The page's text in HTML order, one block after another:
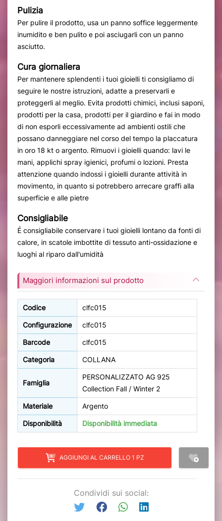
Pulizia
Per pulire il prodotto, usa un panno soffice leggermente
inumidito e ben pulito e poi asciugarli con un panno
asciutto.
Cura giornaliera
Per mantenere splendenti i tuoi gioielli ti consigliamo di
seguire le nostre istruzioni, adatte a preservarli e
proteggerli al meglio. Evita prodotti chimici, inclusi saponi,
prodotti per la casa, prodotti per il giardino e fai in modo
di non esporli eccessivamente ad ambienti ostili che
possano danneggiare nel corso del tempo la placcatura
in oro 18 kt o argento. Rimuovi i gioielli quando: lavi le
mani, applichi spray igienici, profumi o lozioni. Presta
attenzione quando indossi i gioielli durante attività in
movimento, in quanto si potrebbero arrecare graffi alla
superficie e alle pietre
Consigliabile
É consigliabile conservare i tuoi gioielli lontano da fonti di
calore, in scatole imbottite di tessuto anti-ossidazione e
luoghi al riparo dall'umidità
Maggiori informazioni sul prodotto
Codice clfc015
Configurazione clfc015
Barcode clfc015
Categoria COLLANA
Famiglia
PERSONALIZZATO AG 925
Collection Fall / Winter 2
Materiale Argento
Disponibilità Disponibilità immediata
AGGIUNGI AL CARRELLO 1 PZ
Condividi sui social: